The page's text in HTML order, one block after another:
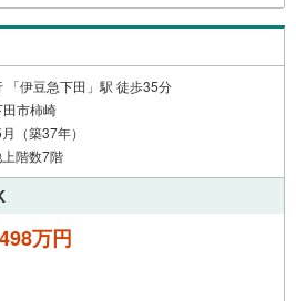
「伊豆急下田」駅 徒歩35分
市柿崎
（築37年）
階数7階
498万円